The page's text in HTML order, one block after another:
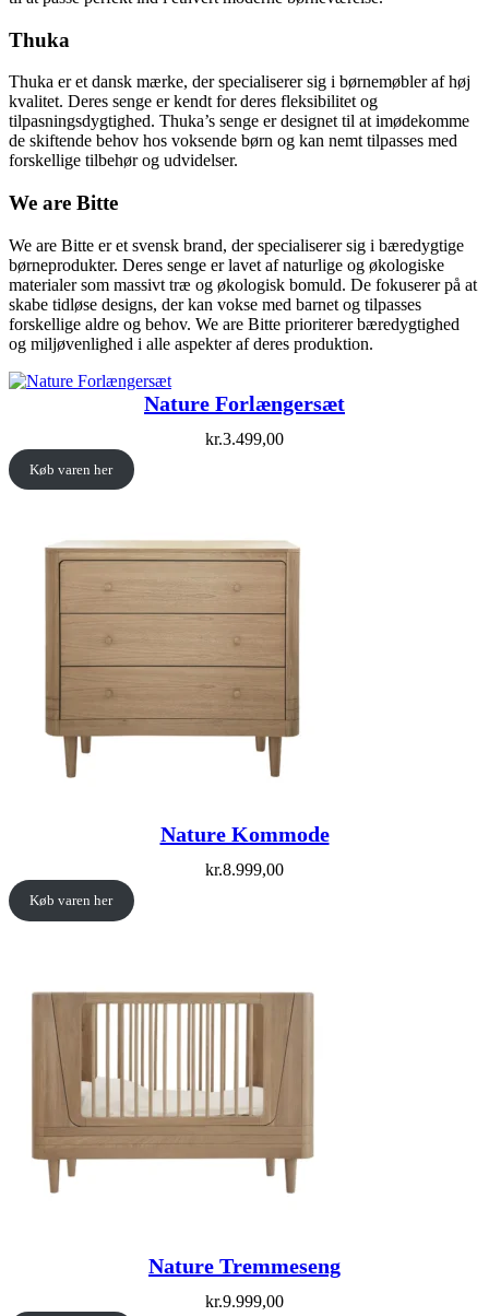
Thuka
Thuka er et dansk mærke, der specialiserer sig i børnemøbler af høj
kvalitet. Deres senge er kendt for deres fleksibilitet og
tilpasningsdygtighed. Thuka’s senge er designet til at imødekomme
de skiftende behov hos voksende børn og kan nemt tilpasses med
forskellige tilbehør og udvidelser.
We are Bitte
We are Bitte er et svensk brand, der specialiserer sig i bæredygtige
børneprodukter. Deres senge er lavet af naturlige og økologiske
materialer som massivt træ og økologisk bomuld. De fokuserer på at
skabe tidløse designs, der kan vokse med barnet og tilpasses
forskellige aldre og behov. We are Bitte prioriterer bæredygtighed
og miljøvenlighed i alle aspekter af deres produktion.
Nature Forlængersæt
kr.3.499,00
Køb varen her
Nature Kommode
kr.8.999,00
Køb varen her
Nature Tremmeseng
kr.9.999,00